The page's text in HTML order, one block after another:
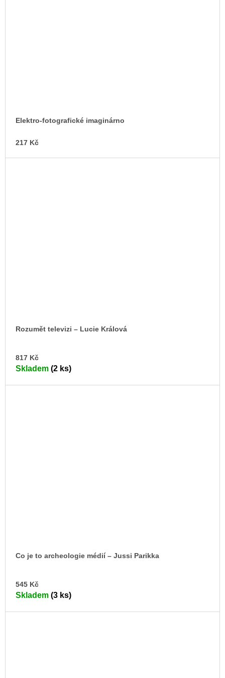
Elektro-fotografické imaginárno
217 Kč
Rozumět televizi – Lucie Králová
817 Kč
Skladem (2 ks)
Co je to archeologie médií – Jussi Parikka
545 Kč
Skladem (3 ks)